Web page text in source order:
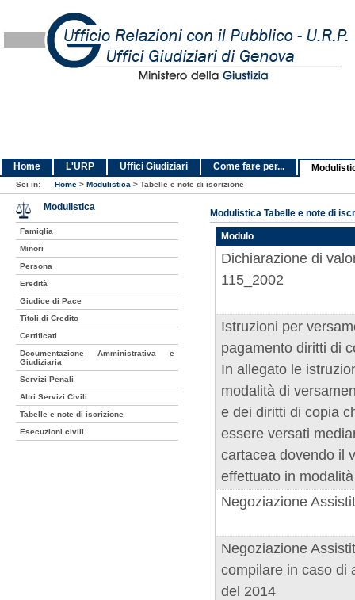
Home L'URP Uffici Giudiziari Come fare per...
Sei in: Home > Modulistica > Tabelle e note di iscrizione
Modulistica Tabelle e note di
Modulo
Dichiarazione di
115_2002
Istruzioni per
pagamento diritti di
In allegato le
modalità di
e dei diritti di copia
essere versati
cartacea dovendo il
effettuato in
Negoziazione
Negoziazione
compilare in caso di
del 2014
Modulistica
Famiglia
Minori
Persona
Eredità
Giudice di Pace
Titoli di Credito
Certificati
Documentazione Amministrativa e
Giudiziaria
Servizi Penali
Altri Servizi Civili
Tabelle e note di iscrizione
Esecuzioni civili